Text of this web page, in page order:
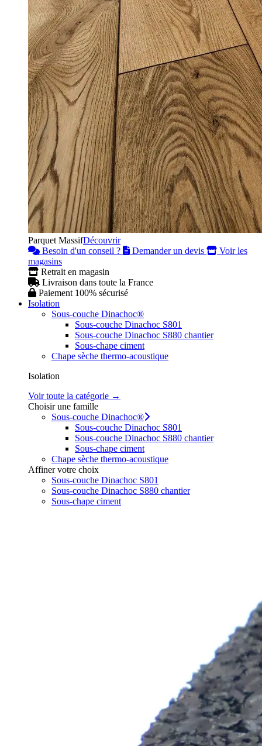
Parquet MassifDécouvrir
Besoin d'un conseil ?
Demander un devis
Voir les
magasins
Retrait en magasin
Livraison dans toute la France
Paiement 100% sécurisé
Isolation
Sous-couche Dinachoc®
Sous-couche Dinachoc S801
Sous-couche Dinachoc S880 chantier
Sous-chape ciment
Chape sèche thermo-acoustique
Isolation
Voir toute la catégorie →
Choisir une famille
Sous-couche Dinachoc®
Sous-couche Dinachoc S801
Sous-couche Dinachoc S880 chantier
Sous-chape ciment
Chape sèche thermo-acoustique
Affiner votre choix
Sous-couche Dinachoc S801
Sous-couche Dinachoc S880 chantier
Sous-chape ciment